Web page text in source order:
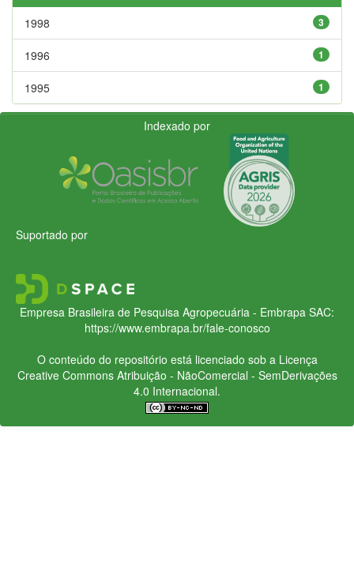
3
1998
1
1996
1
1995
Indexado por
Suportado por
Empresa Brasileira de Pesquisa Agropecuária - Embrapa SAC:
https://www.embrapa.br/fale-conosco
O conteúdo do repositório está licenciado sob a Licença
Creative CommonsAtribuição - NãoComercial - SemDerivações
4.0 Internacional.